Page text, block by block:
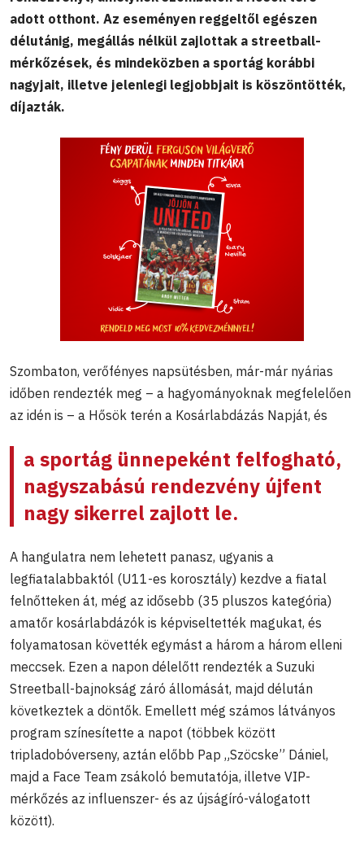
adott otthont. Az eseményen reggeltől egészen
délutánig, megállás nélkül zajlottak a streetball-
mérkőzések, és mindeközben a sportág korábbi
nagyjait, illetve jelenlegi legjobbjait is köszöntötték,
díjazták.
Szombaton, verőfényes napsütésben, már-már nyárias
időben rendezték meg – a hagyományoknak megfelelően
az idén is – a Hősök terén a Kosárlabdázás Napját, és
a sportág ünnepeként felfogható,
nagyszabású rendezvény újfent
nagy sikerrel zajlott le.
A hangulatra nem lehetett panasz, ugyanis a
legfiatalabbaktól (U11-es korosztály) kezdve a fiatal
felnőtteken át, még az idősebb (35 pluszos kategória)
amatőr kosárlabdázók is képviseltették magukat, és
folyamatosan követték egymást a három a három elleni
meccsek. Ezen a napon délelőtt rendezték a Suzuki
Streetball-bajnokság záró állomását, majd délután
következtek a döntők. Emellett még számos látványos
program színesítette a napot (többek között
tripladobóverseny, aztán előbb Pap „Szöcske” Dániel,
majd a Face Team zsákoló bemutatója, illetve VIP-
mérkőzés az influenszer- és az újságíró-válogatott
között).